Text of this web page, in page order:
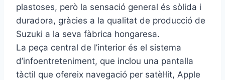
plastoses, però la sensació general és sòlida i
duradora, gràcies a la qualitat de producció de
Suzuki a la seva fàbrica hongaresa.
La peça central de l’interior és el sistema
d’infoentreteniment, que inclou una pantalla
tàctil que ofereix navegació per satèl·lit, Apple